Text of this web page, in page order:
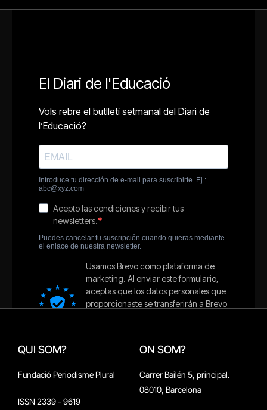
QUI SOM?
Fundació Periodisme Plural
ISSN 2339 - 9619
ON SOM?
Carrer Bailén 5, principal.
08010, Barcelona